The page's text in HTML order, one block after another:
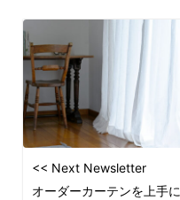
<< Next Newsletter
オーダーカーテンを上手に